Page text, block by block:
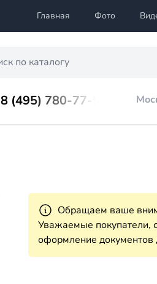
Главная Фото
8 (495) 780-77-98
Обращаем ваше
Уважаемые покупатели,
оформление документов